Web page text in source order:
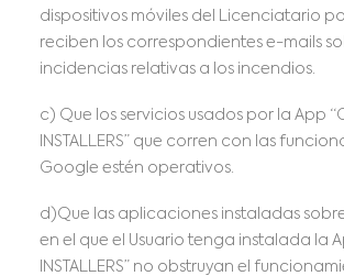
dispositivos móviles del Licenciatario
reciben los correspondientes e-mails
incidencias relativas a los incendios.
c) Que los servicios usados por la App
INSTALLERS” que corren con las
Google estén operativos.
d)Que las aplicaciones instaladas
en el que el Usuario tenga instalada la
INSTALLERS” no obstruyan el